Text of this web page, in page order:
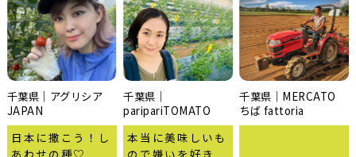
ただきたい。
千葉県｜アグリシア
JAPAN
日本に撒こう！し
千葉県｜
paripariTOMATO
本当に美味しいも
千葉県｜MERCATO
ちば fattoria